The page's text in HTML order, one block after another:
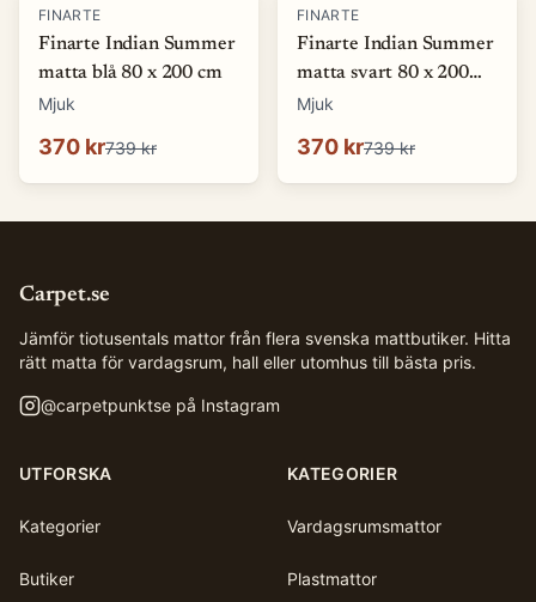
-50 %
FINARTE
Finarte Indian Summer
matta blå 80 x 200 cm
Mjuk
370 kr739 kr
-50 %
FINARTE
Finarte Indian Summer
matta svart 80 x 200
cm
Mjuk
370 kr739 kr
Carpet.se
Jämför tiotusentals mattor från flera svenska mattbutiker. Hitta
rätt matta för vardagsrum, hall eller utomhus till bästa pris.
@carpetpunktse på Instagram
UTFORSKA
Kategorier
Butiker
KATEGORIER
Vardagsrumsmattor
Plastmattor